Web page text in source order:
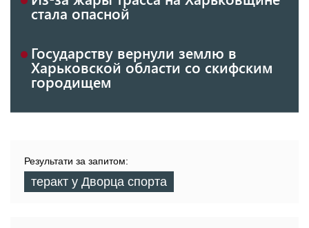
стала опасной
Государству вернули землю в
Харьковской области со скифским
городищем
Результати за запитом:
теракт у Дворца спорта